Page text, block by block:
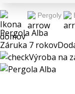
Pergoly
Pergola Alba
Záruka 7 rokov
Výroba na